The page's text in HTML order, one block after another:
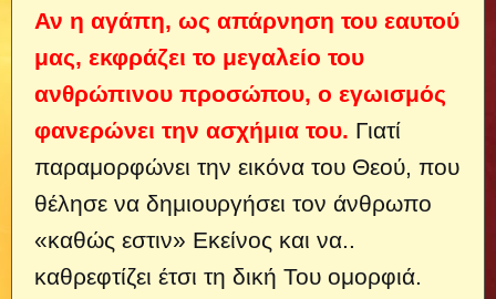
Αν η αγάπη, ως απάρνηση του εαυτού
μας, εκφράζει το μεγαλείο του
ανθρώπινου προσώπου, ο εγωισμός
φανερώνει την ασχήμια του. Γιατί
παραμορφώνει την εικόνα του Θεού, που
θέλησε να δημιουργήσει τον άνθρωπο
«καθώς εστιν» Εκείνος και να..
καθρεφτίζει έτσι τη δική Του ομορφιά.